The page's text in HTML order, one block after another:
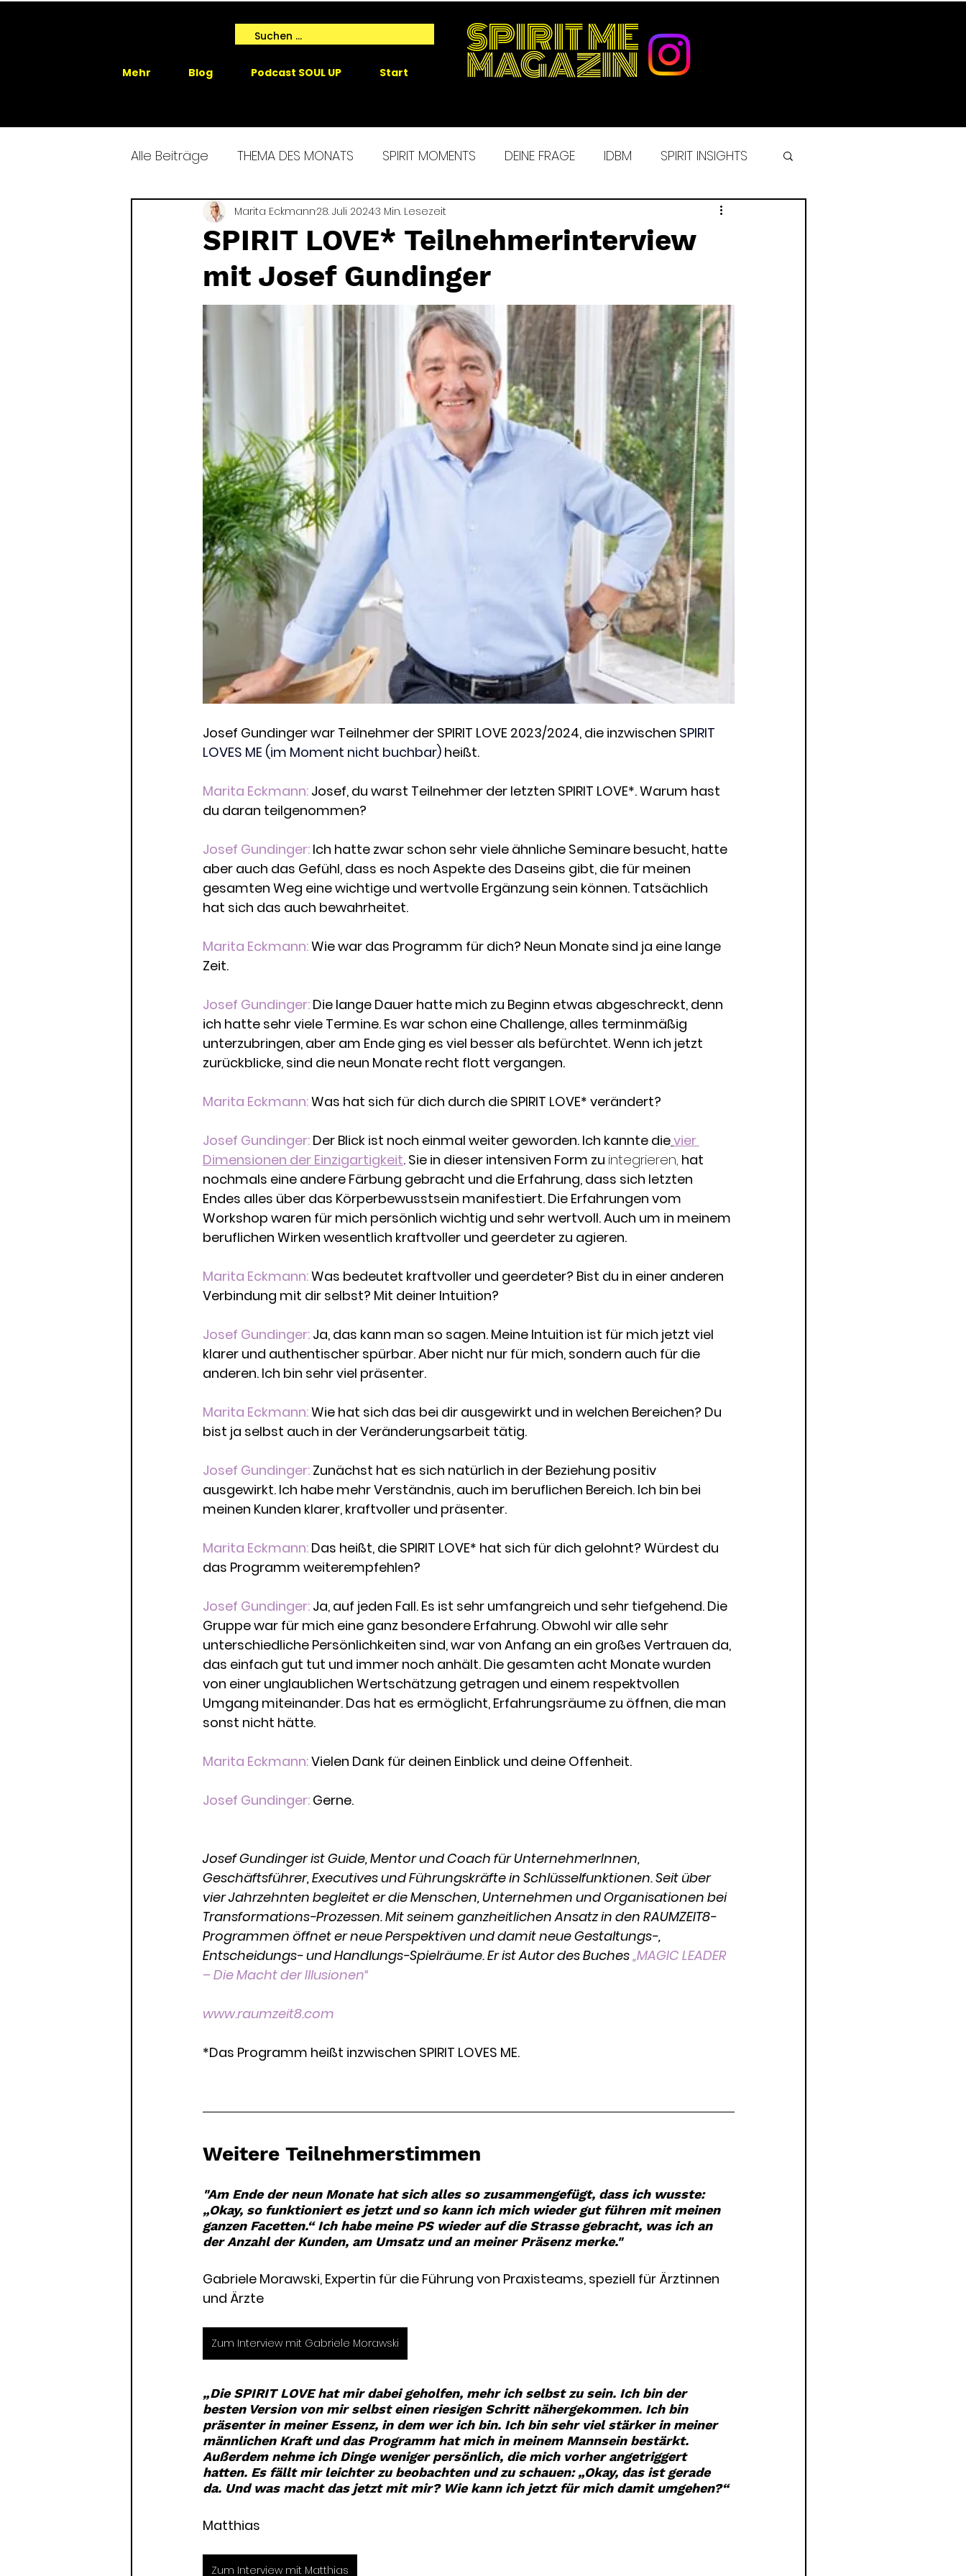
Start
Podcast SOUL UP
Blog
Mehr
SPIRIT ME
MAGAZIN
Alle Beiträge THEMA DES MONATS SPIRIT MOMENTS DEINE FRAGE IDBM SPIRIT INSIGHTS
SPIRIT ME EVENTS SPIRIT ME EXPERIENCE MORGENROUTINE
GAIA SPRICHT
SPIRIT LOVE* Teilnehmerinterview
mit Josef Gundinger
Marita Eckmann28. Juli 20243 Min. Lesezeit
Josef Gundinger war Teilnehmer der SPIRIT LOVE 2023/2024, die inzwischen SPIRIT
LOVES ME (im Moment nicht buchbar) heißt.
Marita Eckmann: Josef, du warst Teilnehmer der letzten SPIRIT LOVE*. Warum hast
du daran teilgenommen?
Josef Gundinger: Ich hatte zwar schon sehr viele ähnliche Seminare besucht, hatte
aber auch das Gefühl, dass es noch Aspekte des Daseins gibt, die für meinen
gesamten Weg eine wichtige und wertvolle Ergänzung sein können. Tatsächlich
hat sich das auch bewahrheitet.
Marita Eckmann: Wie war das Programm für dich? Neun Monate sind ja eine lange
Zeit.
Josef Gundinger: Die lange Dauer hatte mich zu Beginn etwas abgeschreckt, denn
ich hatte sehr viele Termine. Es war schon eine Challenge, alles terminmäßig
unterzubringen, aber am Ende ging es viel besser als befürchtet. Wenn ich jetzt
zurückblicke, sind die neun Monate recht flott vergangen.
Marita Eckmann: Was hat sich für dich durch die SPIRIT LOVE* verändert?
Josef Gundinger: Der Blick ist noch einmal weiter geworden. Ich kannte dievier
Dimensionen der Einzigartigkeit. Sie in dieser intensiven Form zu integrieren, hat
nochmals eine andere Färbung gebracht und die Erfahrung, dass sich letzten
Endes alles über das Körperbewusstsein manifestiert. Die Erfahrungen vom
Workshop waren für mich persönlich wichtig und sehr wertvoll. Auch um in meinem
beruflichen Wirken wesentlich kraftvoller und geerdeter zu agieren.
Marita Eckmann: Was bedeutet kraftvoller und geerdeter? Bist du in einer anderen
Verbindung mit dir selbst? Mit deiner Intuition?
Josef Gundinger: Ja, das kann man so sagen. Meine Intuition ist für mich jetzt viel
klarer und authentischer spürbar. Aber nicht nur für mich, sondern auch für die
anderen. Ich bin sehr viel präsenter.
Marita Eckmann: Wie hat sich das bei dir ausgewirkt und in welchen Bereichen? Du
bist ja selbst auch in der Veränderungsarbeit tätig.
Josef Gundinger: Zunächst hat es sich natürlich in der Beziehung positiv
ausgewirkt. Ich habe mehr Verständnis, auch im beruflichen Bereich. Ich bin bei
meinen Kunden klarer, kraftvoller und präsenter.
Marita Eckmann: Das heißt, die SPIRIT LOVE* hat sich für dich gelohnt? Würdest du
das Programm weiterempfehlen?
Josef Gundinger: Ja, auf jeden Fall. Es ist sehr umfangreich und sehr tiefgehend. Die
Gruppe war für mich eine ganz besondere Erfahrung. Obwohl wir alle sehr
unterschiedliche Persönlichkeiten sind, war von Anfang an ein großes Vertrauen da,
das einfach gut tut und immer noch anhält. Die gesamten acht Monate wurden
von einer unglaublichen Wertschätzung getragen und einem respektvollen
Umgang miteinander. Das hat es ermöglicht, Erfahrungsräume zu öffnen, die man
sonst nicht hätte.
Marita Eckmann: Vielen Dank für deinen Einblick und deine Offenheit.
Josef Gundinger: Gerne.
Josef Gundinger ist Guide, Mentor und Coach für UnternehmerInnen,
Geschäftsführer, Executives und Führungskräfte in Schlüsselfunktionen. Seit über
vier Jahrzehnten begleitet er die Menschen, Unternehmen und Organisationen bei
Transformations-Prozessen. Mit seinem ganzheitlichen Ansatz in den RAUMZEIT8-
Programmen öffnet er neue Perspektiven und damit neue Gestaltungs-,
Entscheidungs- und Handlungs-Spielräume. Er ist Autor des Buches „MAGIC LEADER
– Die Macht der Illusionen“
www.raumzeit8.com
*Das Programm heißt inzwischen SPIRIT LOVES ME.
Weitere Teilnehmerstimmen
"Am Ende der neun Monate hat sich alles so zusammengefügt, dass ich wusste:
„Okay, so funktioniert es jetzt und so kann ich mich wieder gut führen mit meinen
ganzen Facetten.“ Ich habe meine PS wieder auf die Strasse gebracht, was ich an
der Anzahl der Kunden, am Umsatz und an meiner Präsenz merke."
Gabriele Morawski, Expertin für die Führung von Praxisteams, speziell für Ärztinnen
und Ärzte
Zum Interview mit Gabriele Morawski
„Die SPIRIT LOVE hat mir dabei geholfen, mehr ich selbst zu sein. Ich bin der
besten Version von mir selbst einen riesigen Schritt nähergekommen. Ich bin
präsenter in meiner Essenz, in dem wer ich bin. Ich bin sehr viel stärker in meiner
männlichen Kraft und das Programm hat mich in meinem Mannsein bestärkt.
Außerdem nehme ich Dinge weniger persönlich, die mich vorher angetriggert
hatten. Es fällt mir leichter zu beobachten und zu schauen: „Okay, das ist gerade
da. Und was macht das jetzt mit mir? Wie kann ich jetzt für mich damit umgehen?“
Matthias
Zum Interview mit Matthias